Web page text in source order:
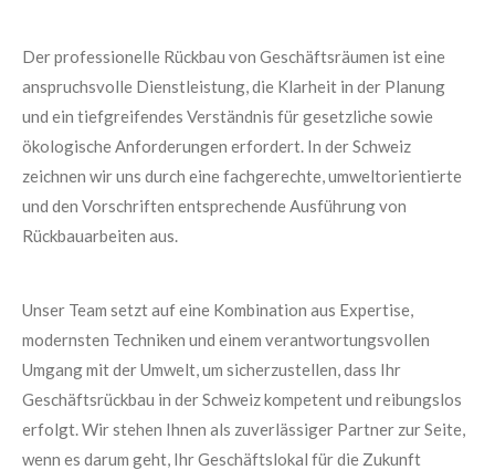
Der professionelle Rückbau von Geschäftsräumen ist eine
anspruchsvolle Dienstleistung, die Klarheit in der Planung
und ein tiefgreifendes Verständnis für gesetzliche sowie
ökologische Anforderungen erfordert. In der Schweiz
zeichnen wir uns durch eine fachgerechte, umweltorientierte
und den Vorschriften entsprechende Ausführung von
Rückbauarbeiten aus.
Unser Team setzt auf eine Kombination aus Expertise,
modernsten Techniken und einem verantwortungsvollen
Umgang mit der Umwelt, um sicherzustellen, dass Ihr
Geschäftsrückbau in der Schweiz kompetent und reibungslos
erfolgt. Wir stehen Ihnen als zuverlässiger Partner zur Seite,
wenn es darum geht, Ihr Geschäftslokal für die Zukunft